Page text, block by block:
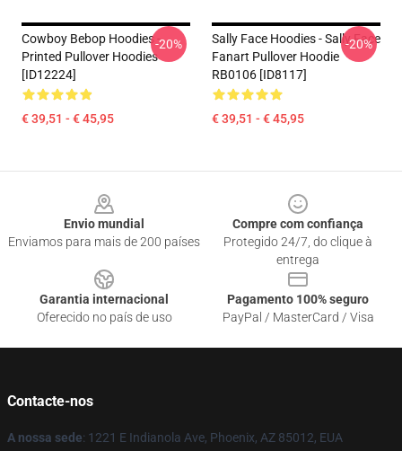
Cowboy Bebop Hoodies -
Printed Pullover Hoodies
[ID12224]
€ 39,51 - € 45,95
-20%
Sally Face Hoodies - Sally Face
Fanart Pullover Hoodie
RB0106 [ID8117]
€ 39,51 - € 45,95
-20%
Envio mundial
Enviamos para mais de 200 países
Compre com confiança
Protegido 24/7, do clique à
entrega
Garantia internacional
Oferecido no país de uso
Pagamento 100% seguro
PayPal / MasterCard / Visa
Contacte-nos
A nossa sede: 1221 E Indianola Ave, Phoenix, AZ 85012, EUA